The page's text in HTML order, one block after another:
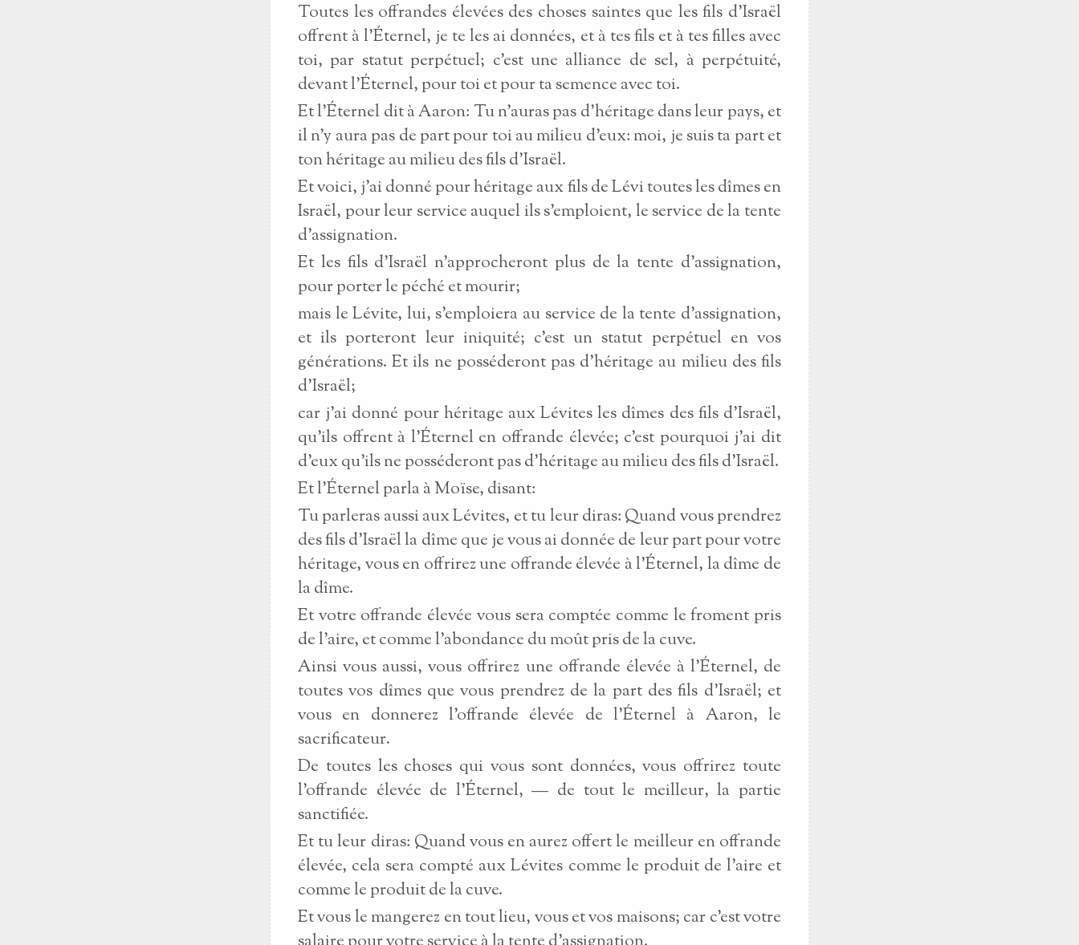
Toutes les offrandes élevées des choses saintes que les fils d’Israël
offrent à l’Éternel, je te les ai données, et à tes fils et à tes filles avec
toi, par statut perpétuel; c’est une alliance de sel, à perpétuité,
devant l’Éternel, pour toi et pour ta semence avec toi.
Et l’Éternel dit à Aaron: Tu n’auras pas d’héritage dans leur pays, et
il n’y aura pas de part pour toi au milieu d’eux: moi, je suis ta part et
ton héritage au milieu des fils d’Israël.
Et voici, j’ai donné pour héritage aux fils de Lévi toutes les dîmes en
Israël, pour leur service auquel ils s’emploient, le service de la tente
d’assignation.
Et les fils d’Israël n’approcheront plus de la tente d’assignation,
pour porter le péché et mourir;
mais le Lévite, lui, s’emploiera au service de la tente d’assignation,
et ils porteront leur iniquité; c’est un statut perpétuel en vos
générations. Et ils ne posséderont pas d’héritage au milieu des fils
d’Israël;
car j’ai donné pour héritage aux Lévites les dîmes des fils d’Israël,
qu’ils offrent à l’Éternel en offrande élevée; c’est pourquoi j’ai dit
d’eux qu’ils ne posséderont pas d’héritage au milieu des fils d’Israël.
Et l’Éternel parla à Moïse, disant:
Tu parleras aussi aux Lévites, et tu leur diras: Quand vous prendrez
des fils d’Israël la dîme que je vous ai donnée de leur part pour votre
héritage, vous en offrirez une offrande élevée à l’Éternel, la dîme de
la dîme.
Et votre offrande élevée vous sera comptée comme le froment pris
de l’aire, et comme l’abondance du moût pris de la cuve.
Ainsi vous aussi, vous offrirez une offrande élevée à l’Éternel, de
toutes vos dîmes que vous prendrez de la part des fils d’Israël; et
vous en donnerez l’offrande élevée de l’Éternel à Aaron, le
sacrificateur.
De toutes les choses qui vous sont données, vous offrirez toute
l’offrande élevée de l’Éternel, — de tout le meilleur, la partie
sanctifiée.
Et tu leur diras: Quand vous en aurez offert le meilleur en offrande
élevée, cela sera compté aux Lévites comme le produit de l’aire et
comme le produit de la cuve.
Et vous le mangerez en tout lieu, vous et vos maisons; car c’est votre